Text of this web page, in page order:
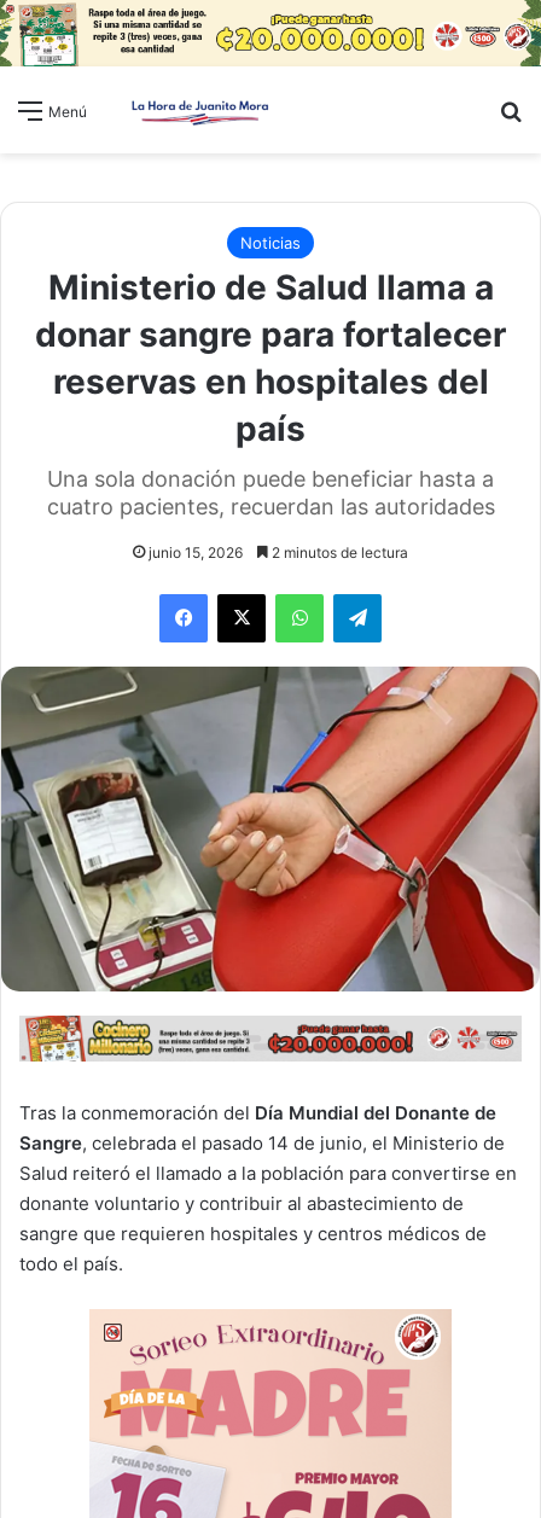
Menú
Noticias
Ministerio de Salud llama a
donar sangre para fortalecer
reservas en hospitales del
país
Una sola donación puede beneficiar hasta a
cuatro pacientes, recuerdan las autoridades
junio 15, 2026 2 minutos de lectura
WhatsAppTelegram
Tras la conmemoración del Día Mundial del Donante de
Sangre, celebrada el pasado 14 de junio, el Ministerio de
Salud reiteró el llamado a la población para convertirse en
donante voluntario y contribuir al abastecimiento de
sangre que requieren hospitales y centros médicos de
todo el país.